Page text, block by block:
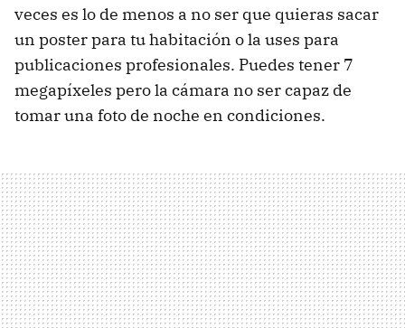
veces es lo de menos a no ser que quieras sacar
un poster para tu habitación o la uses para
publicaciones profesionales. Puedes tener 7
megapíxeles pero la cámara no ser capaz de
tomar una foto de noche en condiciones.